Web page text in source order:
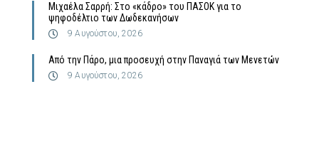
Μιχαέλα Σαρρή: Στο «κάδρο» του ΠΑΣΟΚ για το
ψηφοδέλτιο των Δωδεκανήσων
9 Αυγούστου, 2026
Από την Πάρο, μια προσευχή στην Παναγιά των Μενετών
9 Αυγούστου, 2026